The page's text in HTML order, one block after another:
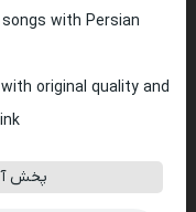
with Persian
original quality and
پخش